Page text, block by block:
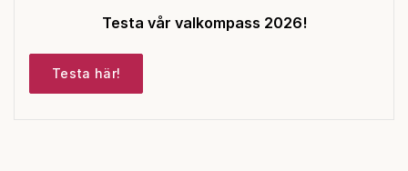
Testa vår valkompass 2026!
Testa här!